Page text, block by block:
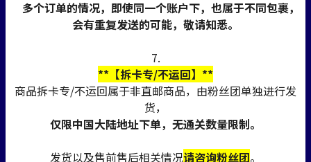
多个订单的情况，即使同一个账户下，也属于不同包裹，
会有重复发送的可能，敬请知悉。
7.
**【拆卡专/不运回】**
商品拆卡专/不运回属于非直邮商品，由粉丝团单独进行发
货，
仅限中国大陆地址下单，无通关数量限制。
发货以及售前售后相关情况请咨询粉丝团。